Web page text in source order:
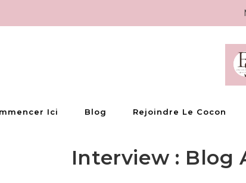
Ici Blog Rejoindre Le Cocon
Interview : Blog